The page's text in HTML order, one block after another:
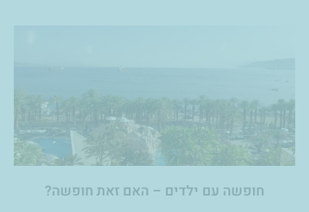
חופשה עם ילדים – האם זאת חופשה?